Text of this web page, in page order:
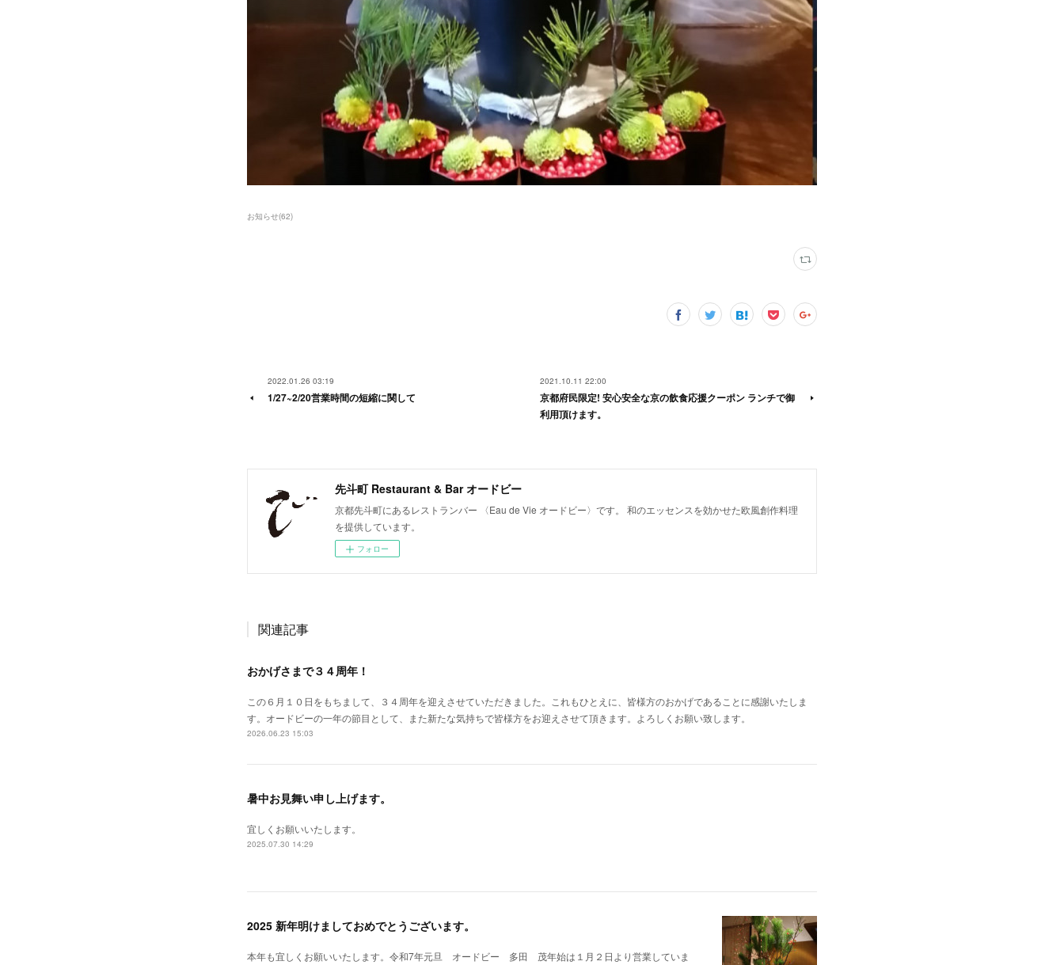
お知らせ(62)
2022.01.26 03:19
1/27~2/20営業時間の短縮に関して
2021.10.11 22:00
京都府民限定! 安心安全な京の飲食応援クーポン ランチで御
利用頂けます。
先斗町 Restaurant & Bar オードビー
京都先斗町にあるレストランバー 〈Eau de Vie オードビー〉です。 和のエッセンスを効かせた欧風創作料理
を提供しています。
フォロー
関連記事
おかげさまで３４周年！
この６月１０日をもちまして、３４周年を迎えさせていただきました。これもひとえに、皆様方のおかげであることに感謝いたしま
す。オードビーの一年の節目として、また新たな気持ちで皆様方をお迎えさせて頂きます。よろしくお願い致します。
2026.06.23 15:03
暑中お見舞い申し上げます。
宜しくお願いいたします。
2025.07.30 14:29
2025 新年明けましておめでとうございます。
本年も宜しくお願いいたします。令和7年元旦 オードビー 多田 茂年始は１月２日より営業していま